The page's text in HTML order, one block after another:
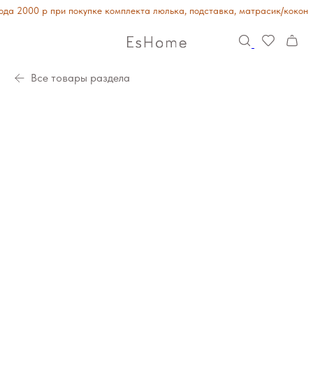
2000 р при покупке комплекта люлька, подставка, матрасик/кокон
Все товары раздела